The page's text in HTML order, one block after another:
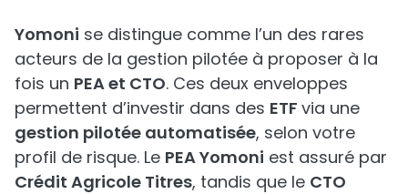
Yomoni se distingue comme l’un des rares
acteurs de la gestion pilotée à proposer à la
fois un PEA et CTO. Ces deux enveloppes
permettent d’investir dans des ETF via une
gestion pilotée automatisée, selon votre
profil de risque. Le PEA Yomoni est assuré par
Crédit Agricole Titres, tandis que le CTO